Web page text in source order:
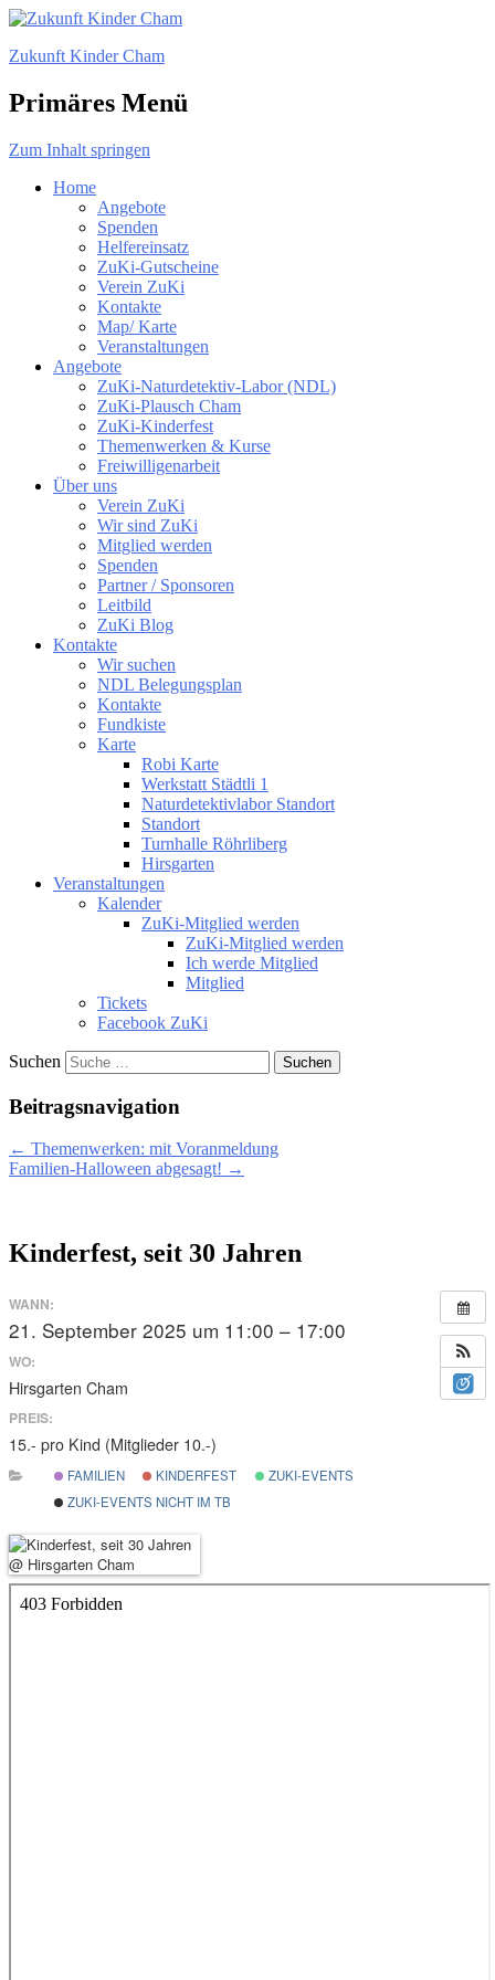
Zukunft Kinder Cham
Primäres Menü
Zum Inhalt springen
Home
Angebote
Spenden
Helfereinsatz
ZuKi-Gutscheine
Verein ZuKi
Kontakte
Map/ Karte
Veranstaltungen
Angebote
ZuKi-Naturdetektiv-Labor (NDL)
ZuKi-Plausch Cham
ZuKi-Kinderfest
Themenwerken & Kurse
Freiwilligenarbeit
Über uns
Verein ZuKi
Wir sind ZuKi
Mitglied werden
Spenden
Partner / Sponsoren
Leitbild
ZuKi Blog
Kontakte
Wir suchen
NDL Belegungsplan
Kontakte
Fundkiste
Karte
Robi Karte
Werkstatt Städtli 1
Naturdetektivlabor Standort
Standort
Turnhalle Röhrliberg
Hirsgarten
Veranstaltungen
Kalender
ZuKi-Mitglied werden
ZuKi-Mitglied werden
Ich werde Mitglied
Mitglied
Tickets
Facebook ZuKi
Suchen
Beitragsnavigation
← Themenwerken: mit Voranmeldung
Familien-Halloween abgesagt! →
Kinderfest, seit 30 Jahren
WANN:
21. September 2025 um 11:00 – 17:00
WO:
Hirsgarten Cham
PREIS:
15.- pro Kind (Mitglieder 10.-)
FAMILIEN KINDERFEST
ZUKI-EVENTS
ZUKI-EVENTS NICHT IM TB